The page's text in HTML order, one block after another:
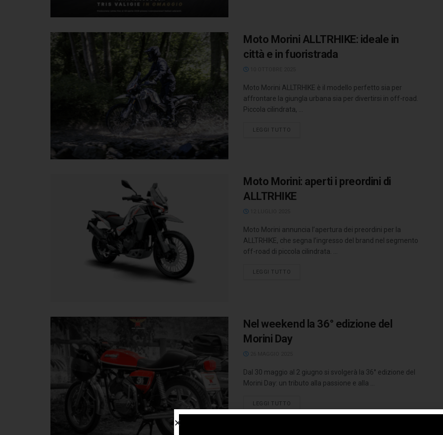
Moto Morini ALLTRHIKE: ideale in
città e in fuoristrada
Moto Morini ALLTRHIKE è il modello perfetto sia per
affrontare la giungla urbana sia per divertirsi in off-road.
Piccola cilindrata, ...
LEGGI TUTTO
Moto Morini: aperti i preordini di
ALLTRHIKE
Moto Morini annuncia l’apertura dei preordini per la
ALLTRHIKE, che segna l’ingresso del brand nel segmento
off-road di piccola cilindrata. ...
LEGGI TUTTO
Nel weekend la 36° edizione del
Morini Day
Dal 30 maggio al 2 giugno si svolgerà la 36° edizione del
Morini Day: un tributo alla passione e alla ...
LEGGI TUTTO